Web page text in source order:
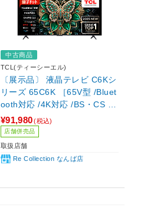
中古商品
TCL(ティーシーエル)
〔展示品〕 液晶テレビ C6Kシ
リーズ 65C6K ［65V型 /Bluet
ooth対応 /4K対応 /BS・CS 4K
チューナー内蔵 /YouTube対
応］
¥91,980(税込)
店舗併売品
取扱店舗
Re Collection なんば店